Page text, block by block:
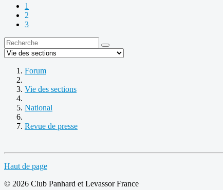
1
2
3
Forum
Vie des sections
National
Revue de presse
Haut de page
© 2026 Club Panhard et Levassor France